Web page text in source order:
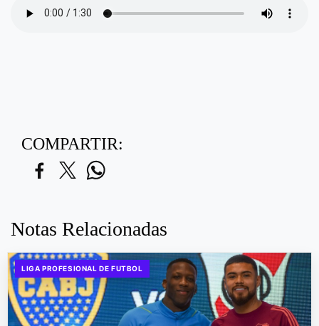
COMPARTIR:
Notas Relacionadas
LIGA PROFESIONAL DE FUTBOL